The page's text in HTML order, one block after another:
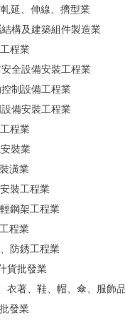
延、伸線、擠型業
構及建築組件製造業
程業
全設備安裝工程業
制設備工程業
備安裝工程業
程業
裝業
潢業
裝工程業
鋼架工程業
程業
防銹工程業
貨批發業
衣著、鞋、帽、傘、服飾
發業